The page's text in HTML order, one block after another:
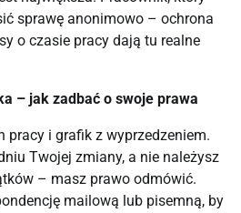
sprawę anonimowo – ochrona
o czasie pracy dają tu realne
– jak zadbać o swoje prawa
pracy i grafik z wyprzedzeniem.
Twojej zmiany, a nie należysz
– masz prawo odmówić.
mailową lub pisemną, by